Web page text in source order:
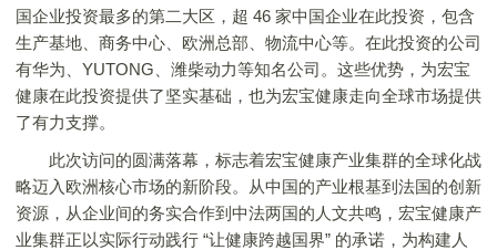
国企业投资最多的第二大区，超 46 家中国企业在此投资，包含
生产基地、商务中心、欧洲总部、物流中心等。在此投资的公司
有华为、YUTONG、潍柴动力等知名公司。这些优势，为宏宝
健康在此投资提供了坚实基础，也为宏宝健康走向全球市场提供
了有力支撑。
此次访问的圆满落幕，标志着宏宝健康产业集群的全球化战
略迈入欧洲核心市场的新阶段。从中国的产业根基到法国的创新
资源，从企业间的务实合作到中法两国的人文共鸣，宏宝健康产
业集群正以实际行动践行 “让健康跨越国界” 的承诺，为构建人